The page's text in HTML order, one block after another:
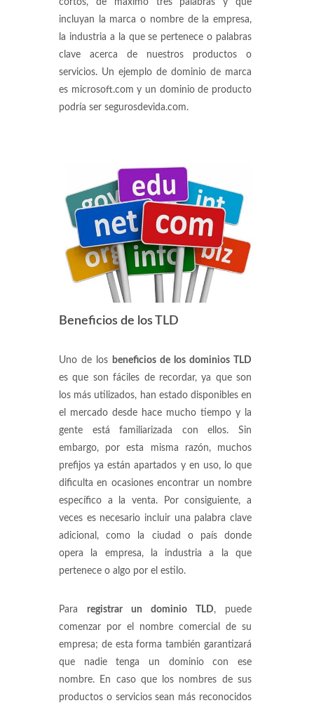
cortos, de máximo tres palabras y que
incluyan la marca o nombre de la empresa,
la industria a la que se pertenece o palabras
clave acerca de nuestros productos o
servicios. Un ejemplo de dominio de marca
es microsoft.com y un dominio de producto
podría ser segurosdevida.com.
Beneficios de los TLD
Uno de los beneficios de los dominios TLD
es que son fáciles de recordar, ya que son
los más utilizados, han estado disponibles en
el mercado desde hace mucho tiempo y la
gente está familiarizada con ellos. Sin
embargo, por esta misma razón, muchos
prefijos ya están apartados y en uso, lo que
dificulta en ocasiones encontrar un nombre
específico a la venta. Por consiguiente, a
veces es necesario incluir una palabra clave
adicional, como la ciudad o país donde
opera la empresa, la industria a la que
pertenece o algo por el estilo.
Para registrar un dominio TLD, puede
comenzar por el nombre comercial de su
empresa; de esta forma también garantizará
que nadie tenga un dominio con ese
nombre. En caso que los nombres de sus
productos o servicios sean más reconocidos